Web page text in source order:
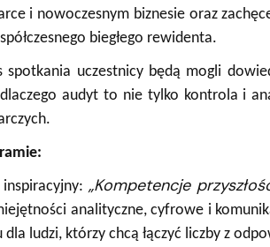
i nowoczesnym biznesie oraz
biegłego rewidenta.
spotkania uczestnicy będą mogli
audyt to nie tylko kontrola i
inspiracyjny:„Kompetencje
analityczne, cyfrowe i
dla ludzi, którzy chcą łączyć liczby z